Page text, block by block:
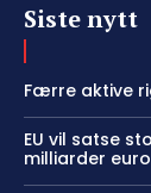
Siste nytt
Færre aktive
EU vil satse
milliarder euro